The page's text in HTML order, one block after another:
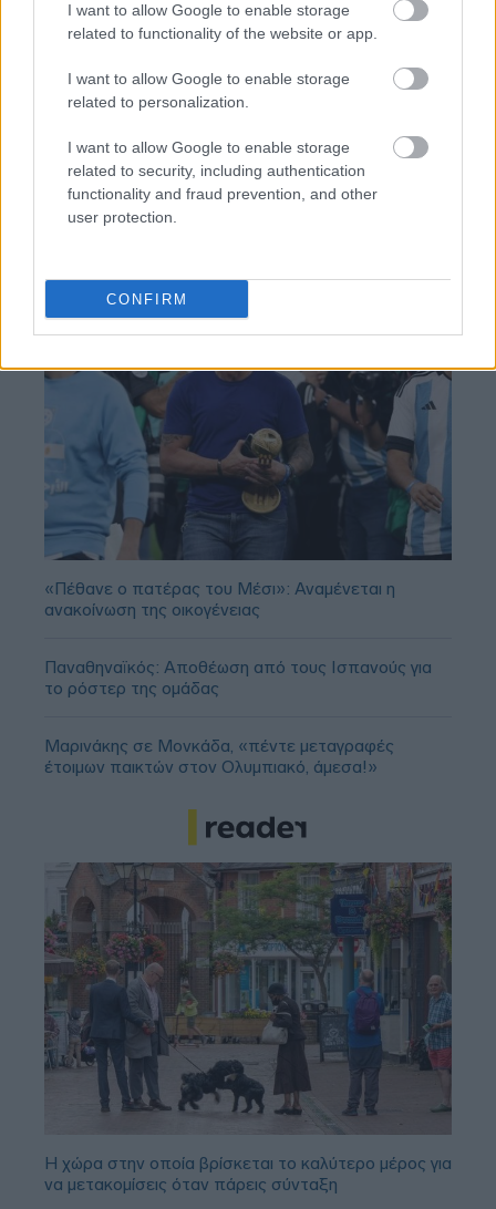
I want to allow Google to enable storage
related to functionality of the website or app.
I want to allow Google to enable storage
related to personalization.
I want to allow Google to enable storage
related to security, including authentication
functionality and fraud prevention, and other
user protection.
CONFIRM
TAGS: ΟΠΕΚΕΠΕ Αγροδιατροφή
BEST OFINTERNET
«Πέθανε ο πατέρας του Μέσι»: Αναμένεται η
ανακοίνωση της οικογένειας
Παναθηναϊκός: Αποθέωση από τους Ισπανούς για
το ρόστερ της ομάδας
Μαρινάκης σε Μονκάδα, «πέντε μεταγραφές
έτοιμων παικτών στον Ολυμπιακό, άμεσα!»
Η χώρα στην οποία βρίσκεται το καλύτερο μέρος για
να μετακομίσεις όταν πάρεις σύνταξη